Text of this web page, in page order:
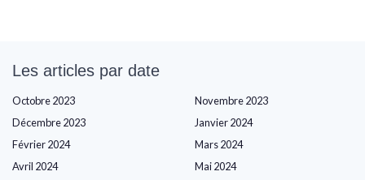
Les articles par date
Octobre 2023
Novembre 2023
Décembre 2023
Janvier 2024
Février 2024
Mars 2024
Avril 2024
Mai 2024